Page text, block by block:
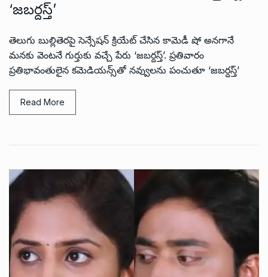
‘జబర్దస్త్’
తెలుగు బుల్లితెరపై సెన్సేషన్ క్రియేట్ చేసిన కామెడీ షో అనగానే
మనకు వెంటనే గుర్తుకు వచ్చే పేరు ‘జబర్దస్త్’. ప్ర‌తివారం
ప్ర‌తిభావంతులైన కమెడియ‌న్స్‌తో న‌వ్వుల‌ను పంచుతూ ‘జబర్దస్త్’
Read More